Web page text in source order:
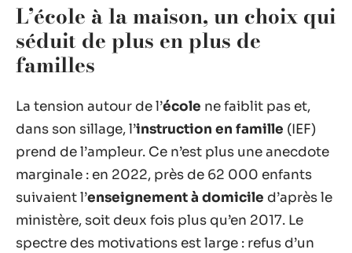
L’école à la maison, un choix qui
séduit de plus en plus de
familles
La tension autour de l’école ne faiblit pas et,
dans son sillage, l’instruction en famille (IEF)
prend de l’ampleur. Ce n’est plus une anecdote
marginale : en 2022, près de 62 000 enfants
suivaient l’enseignement à domicile d’après le
ministère, soit deux fois plus qu’en 2017. Le
spectre des motivations est large : refus d’un